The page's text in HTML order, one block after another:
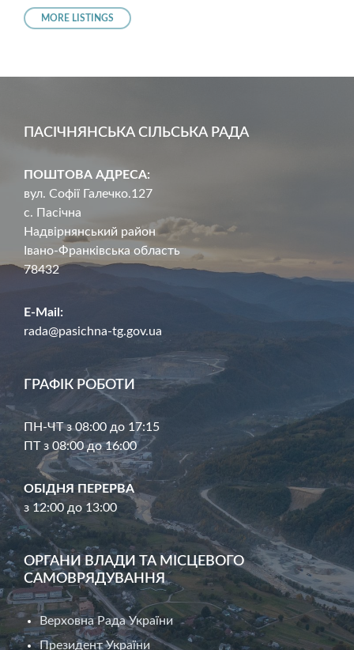
MORE LISTINGS
ПАСІЧНЯНСЬКА СІЛЬСЬКА РАДА
ПОШТОВА АДРЕСА:
вул. Софії Галечко.127
с. Пасічна
Надвірнянський район
Івано-Франківська область
78432
E-Mail:
rada@pasichna-tg.gov.ua
ГРАФІК РОБОТИ
ПН-ЧТ з 08:00 до 17:15
ПТ з 08:00 до 16:00
ОБІДНЯ ПЕРЕРВА
з 12:00 до 13:00
ОРГАНИ ВЛАДИ ТА МІСЦЕВОГО
САМОВРЯДУВАННЯ
Верховна Рада України
Президент України